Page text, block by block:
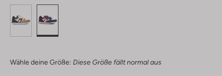
Wähle deine Größe: Diese Größe fällt normal aus